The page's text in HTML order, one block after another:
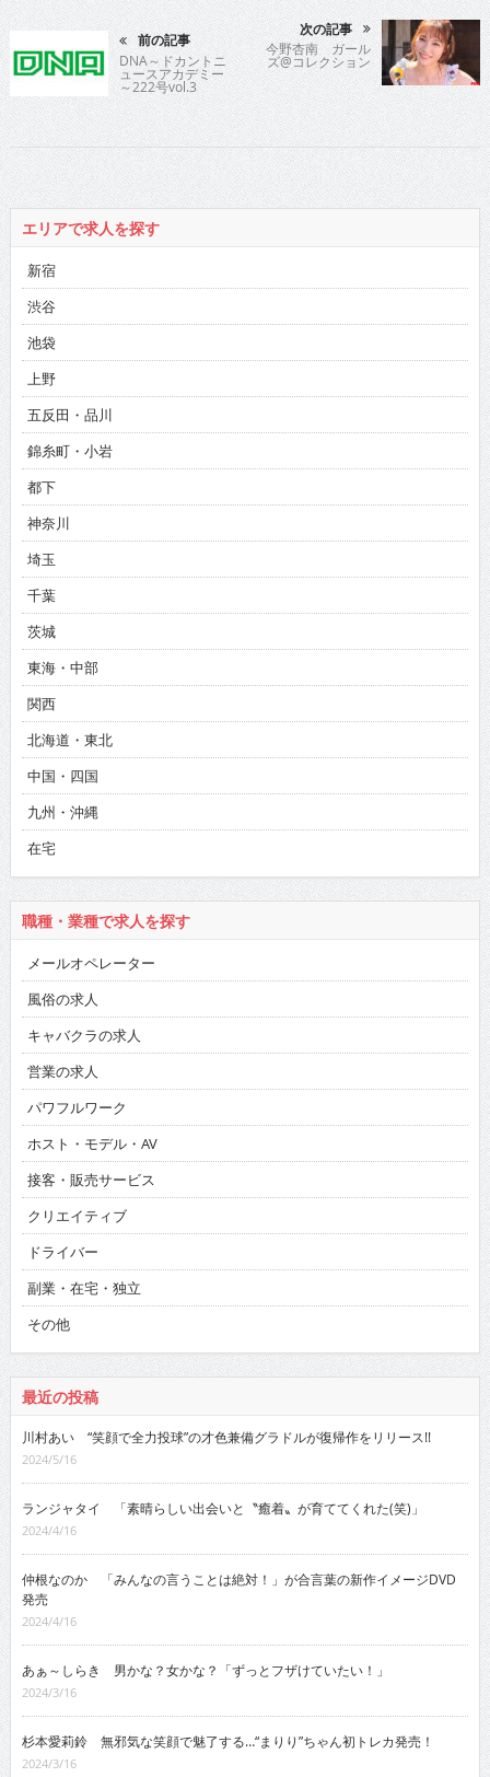
前の記事
DNA～ドカントニ
ュースアカデミー
～222号vol.3
次の記事
今野杏南 ガール
ズ@コレクション
エリアで求人を探す
新宿
渋谷
池袋
上野
五反田・品川
錦糸町・小岩
都下
神奈川
埼玉
千葉
茨城
東海・中部
関西
北海道・東北
中国・四国
九州・沖縄
在宅
職種・業種で求人を探す
メールオペレーター
風俗の求人
キャバクラの求人
営業の求人
パワフルワーク
ホスト・モデル・AV
接客・販売サービス
クリエイティブ
ドライバー
副業・在宅・独立
その他
最近の投稿
川村あい “笑顔で全力投球”の才色兼備グラドルが復帰作をリリース!!
2024/5/16
ランジャタイ 「素晴らしい出会いと〝癒着〟が育ててくれた(笑)」
2024/4/16
仲根なのか 「みんなの言うことは絶対！」が合言葉の新作イメージDVD
発売
2024/4/16
あぁ～しらき 男かな？女かな？「ずっとフザけていたい！」
2024/3/16
杉本愛莉鈴 無邪気な笑顔で魅了する…“まりり”ちゃん初トレカ発売！
2024/3/16